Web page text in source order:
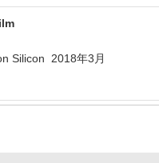
Silicon 2018年3月